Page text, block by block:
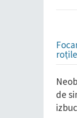
de